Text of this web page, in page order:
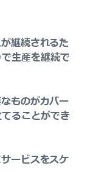
継続されるた
生産を継続で
ものがカバー
ることができ
ービスをスケ